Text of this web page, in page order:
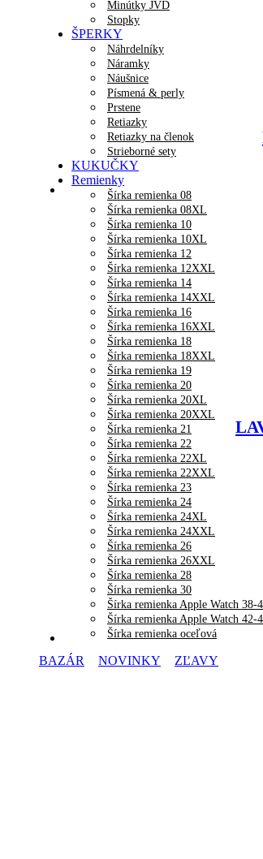
Minútky JVD
Stopky
ŠPERKY
Náhrdelníky
Náramky
Náušnice
Písmená & perly
Prstene
Retiazky
Retiazky na členok
Strieborné sety
KUKUČKY
Remienky
Šírka remienka 08
Šírka remienka 08XL
Šírka remienka 10
Šírka remienka 10XL
Šírka remienka 12
Šírka remienka 12XXL
Šírka remienka 14
Šírka remienka 14XXL
Šírka remienka 16
Šírka remienka 16XXL
Šírka remienka 18
Šírka remienka 18XXL
Šírka remienka 19
Šírka remienka 20
Šírka remienka 20XL
Šírka remienka 20XXL
Šírka remienka 21
Šírka remienka 22
Šírka remienka 22XL
Šírka remienka 22XXL
Šírka remienka 23
Šírka remienka 24
Šírka remienka 24XL
Šírka remienka 24XXL
Šírka remienka 26
Šírka remienka 26XXL
Šírka remienka 28
Šírka remienka 30
Šírka remienka Apple Watch 38-
Šírka remienka Apple Watch 42-
Šírka remienka oceľová
BAZÁR NOVINKY ZĽAVY